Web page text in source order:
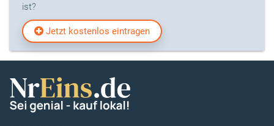
ist?
Jetzt kostenlos eintragen